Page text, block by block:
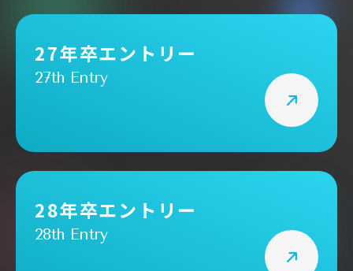
27年卒エントリー
27th Entry
28年卒エントリー
28th Entry